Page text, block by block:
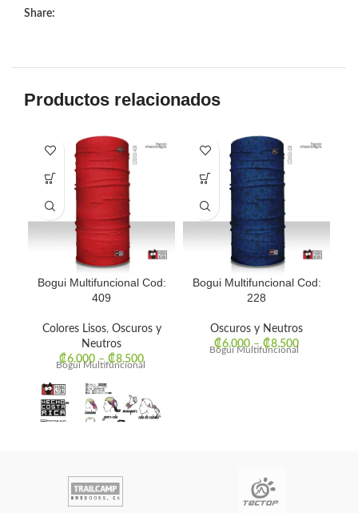
Share:
Productos relacionados
Bogui Multifuncional Cod:
409
Colores Lisos, Oscuros y
Neutros
₡6.000 –₡8.500
Bogui Multifuncional
Bogui Multifuncional Cod:
228
Oscuros y Neutros
₡6.000–₡8.500
Bogui Multifuncional